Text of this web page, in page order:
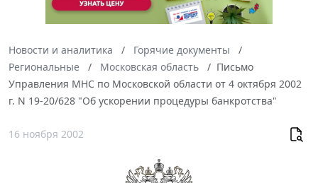
Новости и аналитика
Горячие документы
Региональные
Московская область
Письмо
Управления МНС по Московской области от 4 октября 2002
г. N 19-20/628 "Об ускорении процедуры банкротства"
16 ноября 2002